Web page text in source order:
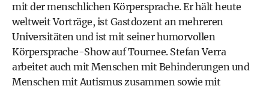
mit der menschlichen Körpersprache. Er hält heute
weltweit Vorträge, ist Gastdozent an mehreren
Universitäten und ist mit seiner humorvollen
Körpersprache-Show auf Tournee. Stefan Verra
arbeitet auch mit Menschen mit Behinderungen und
Menschen mit Autismus zusammen sowie mit